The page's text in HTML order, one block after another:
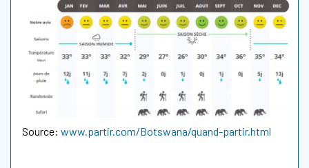
Source: www.partir.com/Botswana/quand-partir.html